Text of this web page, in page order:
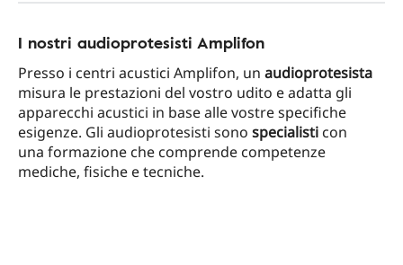
I nostri audioprotesisti Amplifon
Presso i centri acustici Amplifon, un audioprotesista
misura le prestazioni del vostro udito e adatta gli
apparecchi acustici in base alle vostre specifiche
esigenze. Gli audioprotesisti sono specialisti con
una formazione che comprende competenze
mediche, fisiche e tecniche.